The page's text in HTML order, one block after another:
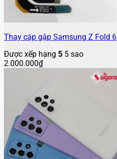
Thay cáp gập Samsung Z Fold 6
Được xếp hạng 5 5 sao
2.000.000₫